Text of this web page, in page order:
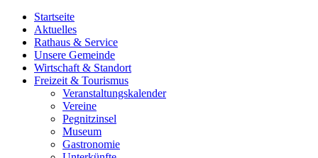
Startseite
Aktuelles
Rathaus & Service
Unsere Gemeinde
Wirtschaft & Standort
Freizeit & Tourismus
Veranstaltungskalender
Vereine
Pegnitzinsel
Museum
Gastronomie